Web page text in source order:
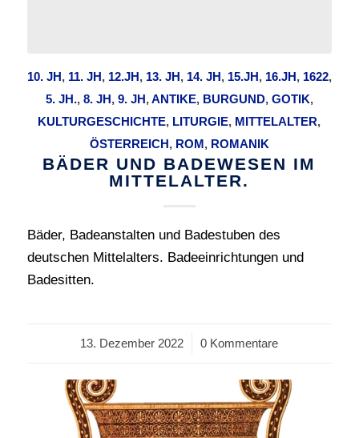
10. JH, 11. JH, 12.JH, 13. JH, 14. JH, 15.JH, 16.JH, 1622,
5. JH., 8. JH, 9. JH,ANTIKE, BURGUND, GOTIK,
KULTURGESCHICHTE, LITURGIE, MITTELALTER,
ÖSTERREICH, ROM, ROMANIK
BÄDER UND BADEWESEN IM
MITTELALTER.
Bäder, Badeanstalten und Badestuben des
deutschen Mittelalters. Badeeinrichtungen und
Badesitten.
13. Dezember 2022
/ 0 Kommentare